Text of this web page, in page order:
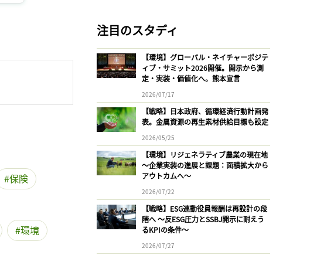
保険
環境
注目のスタディ
【環境】グローバル・ネイチャーポジテ
ィブ・サミット2026開催。開示から測
定・実装・価値化へ。熊本宣言
2026/07/17
【戦略】日本政府、循環経済行動計画発
表。金属資源の再生素材供給目標も設定
2026/05/25
【環境】リジェネラティブ農業の現在地
〜企業実装の進展と課題：面積拡大から
アウトカムへ〜
2026/07/22
【戦略】ESG連動役員報酬は再設計の段
階へ 〜反ESG圧力とSSBJ開示に耐えう
るKPIの条件〜
2026/07/27